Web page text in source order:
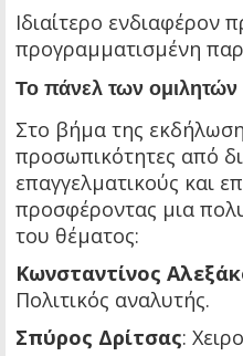
Ιδιαίτερο ενδιαφέρον
προγραμματισμένη
Το πάνελ των ομιλητών
Στο βήμα της
προσωπικότητες από
επαγγελματικούς και
προσφέροντας μια
του θέματος:
Κωνσταντίνος
Πολιτικός αναλυτής.
Σπύρος Δρίτσας: